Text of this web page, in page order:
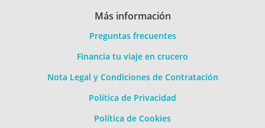
Más información
Preguntas frecuentes
Financia tu viaje en crucero
Nota Legal y Condiciones de Contratación
Política de Privacidad
Política de Cookies